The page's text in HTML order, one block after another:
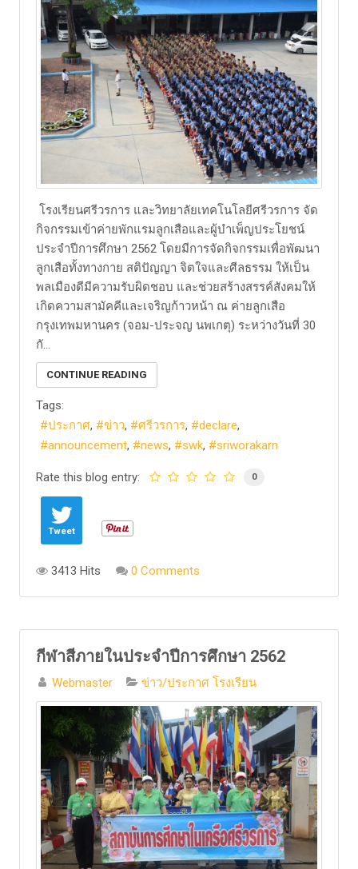
โรงเรียนศรีวรการ และวิทยาลัยเทคโนโลยีศรีวรการ จัด
กิจกรรมเข้าค่ายพักแรมลูกเสือและผู้บำเพ็ญประโยชน์
ประจำปีการศึกษา 2562 โดยมีการจัดกิจกรรมเพื่อพัฒนา
ลูกเสือทั้งทางกาย สติปัญญา จิตใจและศีลธรรม ให้เป็น
พลเมืองดีมีความรับผิดชอบ และช่วยสร้างสรรค์สังคมให้
เกิดความสามัคคีและเจริญก้าวหน้า ณ ค่ายลูกเสือ
กรุงเทพมหานคร (จอม-ประจญ นพเกตุ) ระหว่างวันที่ 30
กั...
CONTINUE READING
Tags:
ประกาศ
ข่าว ศรีวรการ
declare
announcement
news swk sriworakarn
Rate this blog entry: 0
Tweet
3413 Hits 0 Comments
กีฬาสีภายในประจำปีการศึกษา 2562
Webmaster ข่าว/ประกาศ โรงเรียน